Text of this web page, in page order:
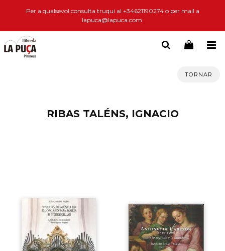
Per a qualsevol consulta truqui al +34621190274 o per mail a
lapuca@lapuca.com
TORNAR
RIBAS TALÉNS, IGNACIO